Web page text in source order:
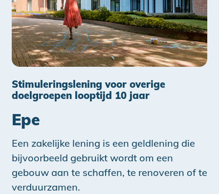
Stimuleringslening voor overige
doelgroepen looptijd 10 jaar
Epe
Een zakelijke lening is een geldlening die
bijvoorbeeld gebruikt wordt om een
gebouw aan te schaffen, te renoveren of te
verduurzamen.